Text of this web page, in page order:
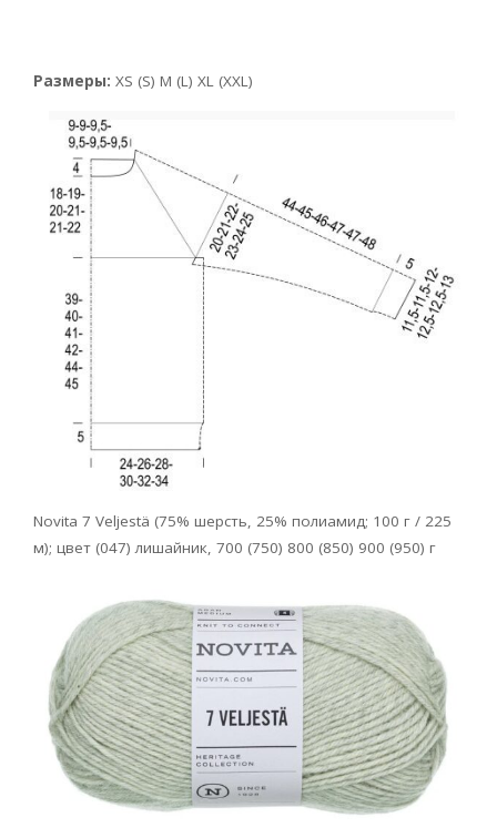
Размеры: XS (S) M (L) XL (XXL)
Novita 7 Veljestä (75% шерсть, 25% полиамид; 100 г / 225
м); цвет (047) лишайник, 700 (750) 800 (850) 900 (950) г